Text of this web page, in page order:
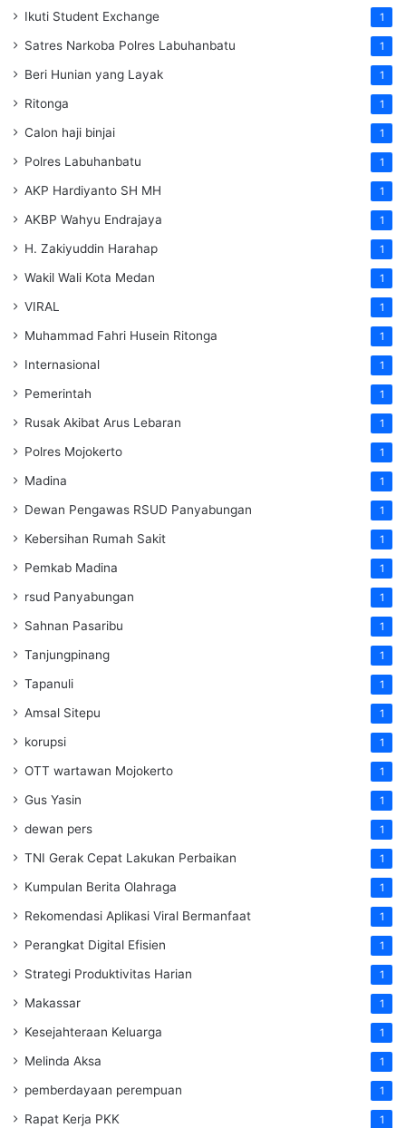
Ikuti Student Exchange 1
Satres Narkoba Polres Labuhanbatu 1
Beri Hunian yang Layak 1
Ritonga 1
Calon haji binjai 1
Polres Labuhanbatu 1
AKP Hardiyanto SH MH 1
AKBP Wahyu Endrajaya 1
H. Zakiyuddin Harahap 1
Wakil Wali Kota Medan 1
VIRAL 1
Muhammad Fahri Husein Ritonga 1
Internasional 1
Pemerintah 1
Rusak Akibat Arus Lebaran 1
Polres Mojokerto 1
Madina 1
Dewan Pengawas RSUD Panyabungan 1
Kebersihan Rumah Sakit 1
Pemkab Madina 1
rsud Panyabungan 1
Sahnan Pasaribu 1
Tanjungpinang 1
Tapanuli 1
Amsal Sitepu 1
korupsi 1
OTT wartawan Mojokerto 1
Gus Yasin 1
dewan pers 1
TNI Gerak Cepat Lakukan Perbaikan 1
Kumpulan Berita Olahraga 1
Rekomendasi Aplikasi Viral Bermanfaat 1
Perangkat Digital Efisien 1
Strategi Produktivitas Harian 1
Makassar 1
Kesejahteraan Keluarga 1
Melinda Aksa 1
pemberdayaan perempuan 1
Rapat Kerja PKK 1